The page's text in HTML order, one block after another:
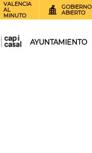
VALENCIA
AL
MINUTO
GOBIERNO
ABIERTO
AYUNTAMIENTO